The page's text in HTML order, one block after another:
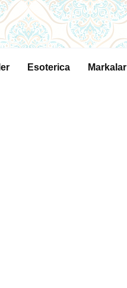
Esoterica Markalar